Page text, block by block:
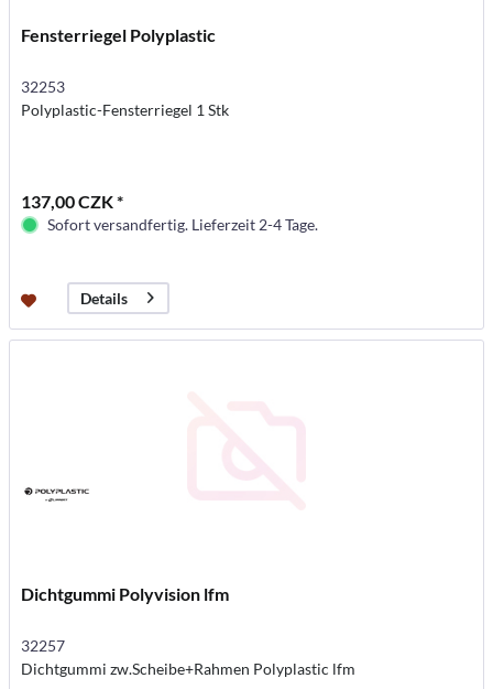
Fensterriegel Polyplastic
32253
Polyplastic-Fensterriegel 1 Stk
137,00 CZK *
Sofort versandfertig. Lieferzeit 2-4 Tage.
Details
Dichtgummi Polyvision lfm
32257
Dichtgummi zw.Scheibe+Rahmen Polyplastic lfm